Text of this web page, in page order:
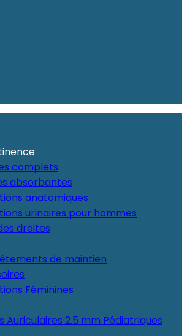
complets
absorbantes
anatomiques
urinaires pour hommes
droites
de maintien
Féminines